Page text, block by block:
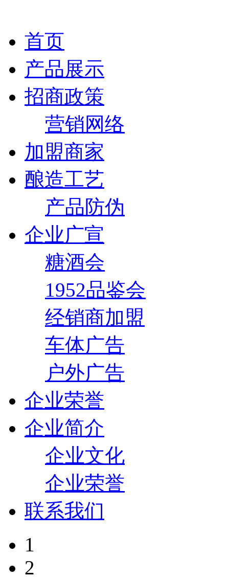
首页
产品展示
招商政策
营销网络
加盟商家
酿造工艺
产品防伪
企业广宣
糖酒会
1952品鉴会
经销商加盟
车体广告
户外广告
企业荣誉
企业简介
企业文化
企业荣誉
联系我们
1
2